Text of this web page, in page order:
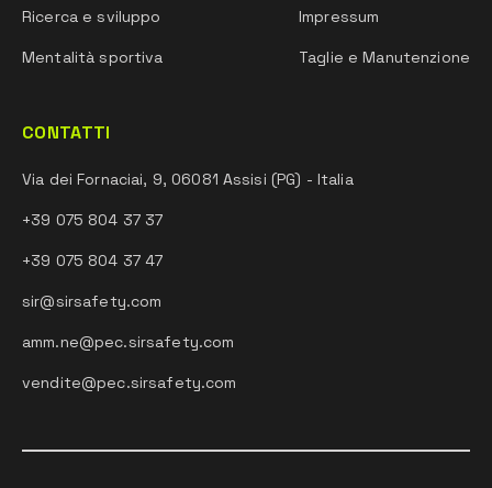
Ricerca e sviluppo
Mentalità sportiva
Impressum
Taglie e Manutenzione
CONTATTI
Via dei Fornaciai, 9, 06081 Assisi (PG) - Italia
+39 075 804 37 37
+39 075 804 37 47
sir@sirsafety.com
amm.ne@pec.sirsafety.com
vendite@pec.sirsafety.com